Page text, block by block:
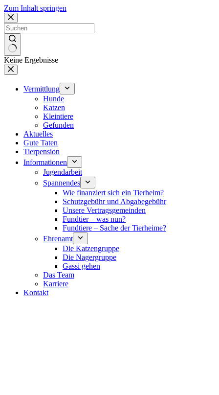
Zum Inhalt springen
Keine Ergebnisse
Vermittlung
Hunde
Katzen
Kleintiere
Gefunden
Aktuelles
Gute Taten
Tierpension
Informationen
Jugendarbeit
Spannendes
Wie finanziert sich ein Tierheim?
Schutzgebühr und Abgabegebühr
Unsere Vertragsgemeinden
Fundtier – was nun?
Fundtiere – Sache der Tierheime?
Ehrenamt
Die Katzengruppe
Die Nagergruppe
Gassi gehen
Das Team
Karriere
Kontakt